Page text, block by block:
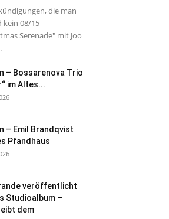
die man
kein 08/15-
Serenade" mit Joo
– Bossarenova Trio
im Altes...
– Emil Brandqvist
Pfandhaus
veröffentlicht
Studioalbum –
dem